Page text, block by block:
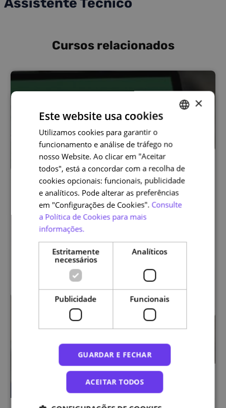
Cursos relacionados
Categoria
Exclusivo AP
ENGLISH
×
Este website usa cookies
Utilizamos cookies para garantir o
funcionamento e análise de tráfego no
nosso Website. Ao clicar em "Aceitar
todos", está a concordar com a recolha de
cookies opcionais: funcionais, publicidade
e analíticos. Pode alterar as preferências
em "Configurações de Cookies". Consulte
a Política de Cookies para mais
informações.
Estritamente
necessários
Analíticos
Publicidade Funcionais
GUARDAR E FECHAR
ACEITAR TODOS